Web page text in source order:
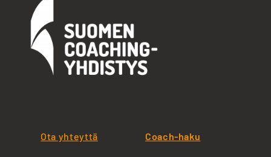
Ota yhteyttä Coach-haku